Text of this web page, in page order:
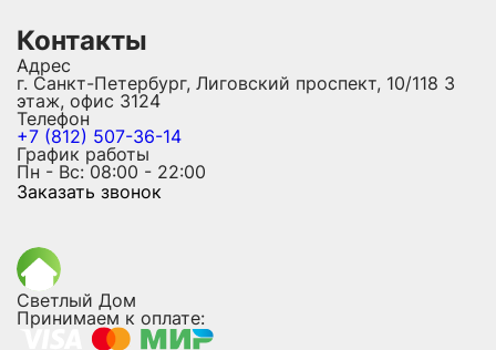
Контакты
Адрес
г. Санкт-Петербург, Лиговский проспект, 10/118 3
этаж, офис 3124
Телефон
+7 (812) 507-36-14
График работы
Пн - Вс: 08:00 - 22:00
Заказать звонок
Светлый Дом
Принимаем к оплате: